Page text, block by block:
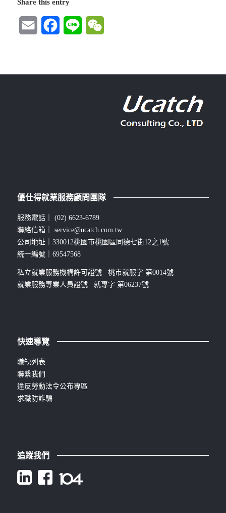
Share this entry
Email FacebookLine
優仕得就業服務顧問團隊
服務電話｜ (02) 6623-6789
聯絡信箱｜ service@ucatch.com.tw
公司地址｜330012桃園市桃園區同德七街12之1號
統一編號｜69547568
私立就業服務機構許可證號 桃市就服字 第0014號
就業服務專業人員證號 就專字 第06237號
快速導覽
職缺列表
聯繫我們
違反勞動法令公布專區
求職防詐騙
追蹤我們